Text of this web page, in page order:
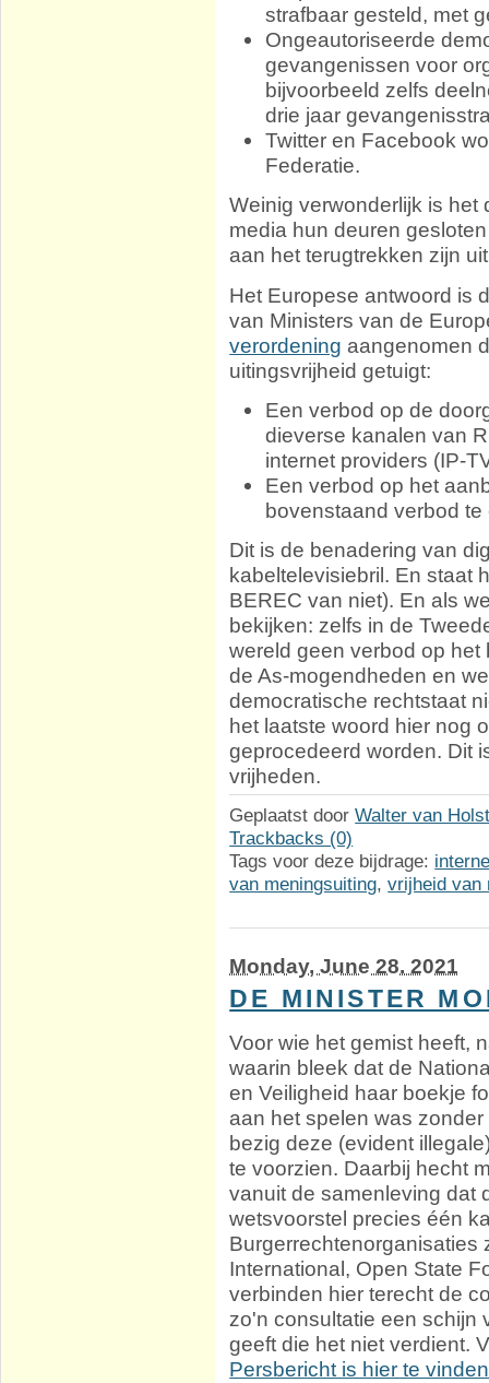
strafbaar gesteld, met
Ongeautoriseerde
gevangenissen voor
bijvoorbeeld zelfs
drie jaar
Twitter en Facebook
Federatie.
Weinig verwonderlijk is
media hun deuren
aan het terugtrekken zijn
Het Europese antwoord is
van Ministers van de
verordening aangenomen
uitingsvrijheid getuigt:
Een verbod op de
dieverse kanalen van
internet providers (IP-
Een verbod op het
bovenstaand verbod te
Dit is de benadering van
kabeltelevisiebril. En staat
BEREC van niet). En als
bekijken: zelfs in de
wereld geen verbod op
de As-mogendheden en
democratische rechtstaat
het laatste woord hier nog
geprocedeerd worden. Dit
vrijheden.
Geplaatst doorWalter van
Trackbacks (0)
Tags voor deze bijdrage:
van meningsuiting,vrijheid van
Monday, June 28. 2021
DE MINISTER
Voor wie het gemist heeft,
waarin bleek dat de
en Veiligheid haar boekje
aan het spelen was
bezig deze (evident
te voorzien. Daarbij hecht
vanuit de samenleving dat
wetsvoorstel precies één
Burgerrechtenorganisaties
International, Open State
verbinden hier terecht de
zo'n consultatie een schijn
geeft die het niet verdient.
Persbericht is hier te vinden